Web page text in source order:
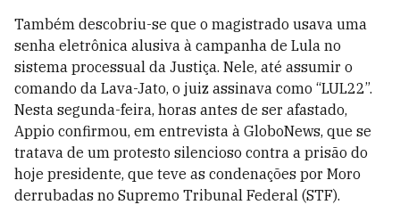
Também descobriu-se que o magistrado usava uma
senha eletrônica alusiva à campanha de Lula no
sistema processual da Justiça. Nele, até assumir o
comando da Lava-Jato, o juiz assinava como “LUL22”.
Nesta segunda-feira, horas antes de ser afastado,
Appio confirmou, em entrevista à GloboNews, que se
tratava de um protesto silencioso contra a prisão do
hoje presidente, que teve as condenações por Moro
derrubadas no Supremo Tribunal Federal (STF).